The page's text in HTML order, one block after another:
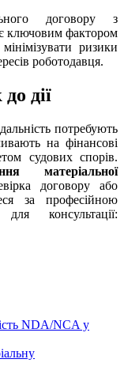
договору з
ключовим фактором
ризики
роботодавця.
дії
потребують
на фінансові
судових спорів.
матеріальної
договору або
за професійною
консультації:
NDA/NCA у